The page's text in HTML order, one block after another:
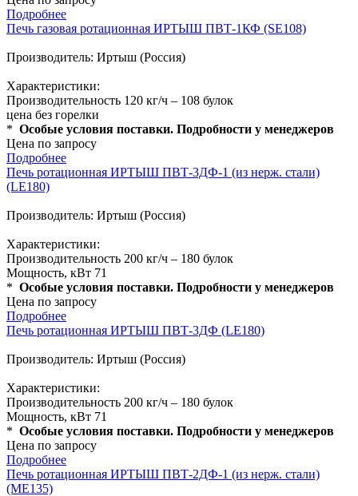
Подробнее
Печь газовая ротационная ИРТЫШ ПВТ-1КФ (SE108)
Производитель: Иртыш (Россия)
Характеристики:
Производительность 120 кг/ч – 108 булок
цена без горелки
* Особые условия поставки. Подробности у менеджеров
Цена по запросу
Подробнее
Печь ротационная ИРТЫШ ПВТ-3ДФ-1 (из нерж. стали)
(LE180)
Производитель: Иртыш (Россия)
Характеристики:
Производительность 200 кг/ч – 180 булок
Мощность, кВт 71
* Особые условия поставки. Подробности у менеджеров
Цена по запросу
Подробнее
Печь ротационная ИРТЫШ ПВТ-3ДФ (LE180)
Производитель: Иртыш (Россия)
Характеристики:
Производительность 200 кг/ч – 180 булок
Мощность, кВт 71
* Особые условия поставки. Подробности у менеджеров
Цена по запросу
Подробнее
Печь ротационная ИРТЫШ ПВТ-2ДФ-1 (из нерж. стали)
(ME135)